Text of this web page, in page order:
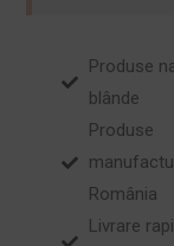
Produse
blânde
Produse
România
Livrare